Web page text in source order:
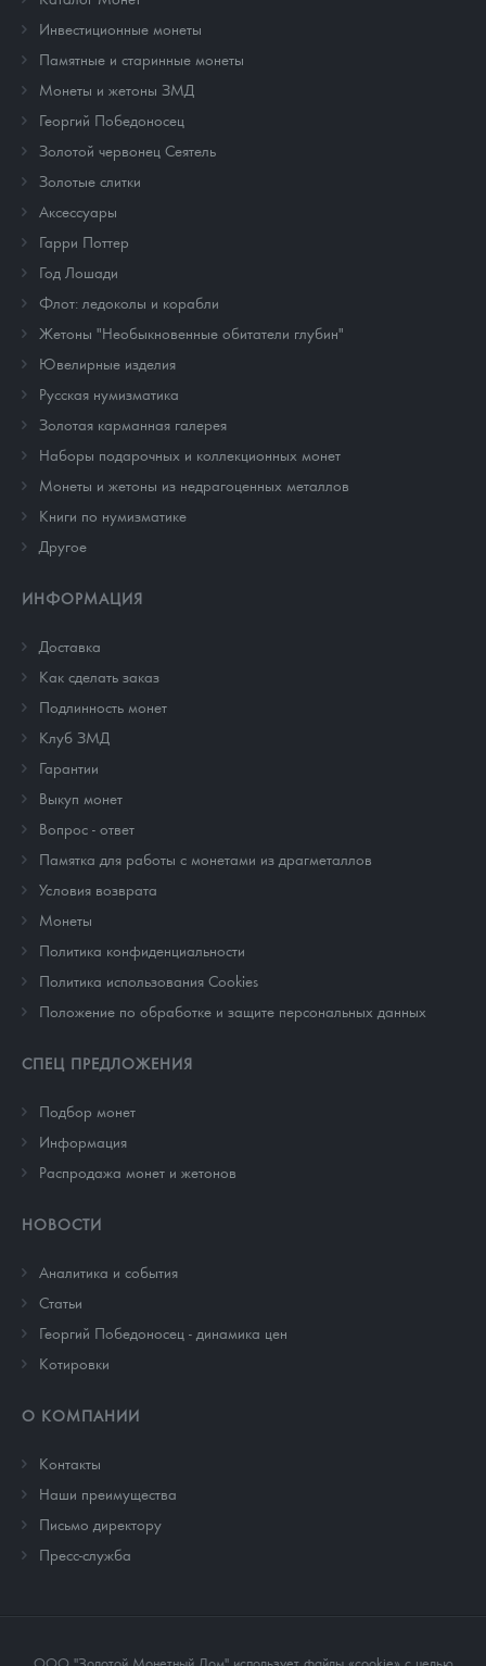
Инвестиционные монеты
Памятные и старинные монеты
Монеты и жетоны ЗМД
Георгий Победоносец
Золотой червонец Сеятель
Золотые слитки
Аксессуары
Гарри Поттер
Год Лошади
Флот: ледоколы и корабли
Жетоны "Необыкновенные обитатели глубин"
Ювелирные изделия
Русская нумизматика
Золотая карманная галерея
Наборы подарочных и коллекционных монет
Монеты и жетоны из недрагоценных металлов
Книги по нумизматике
Другое
ИНФОРМАЦИЯ
Доставка
Как сделать заказ
Подлинность монет
Клуб ЗМД
Гарантии
Выкуп монет
Вопрос - ответ
Памятка для работы с монетами из драгметаллов
Условия возврата
Монеты
Политика конфиденциальности
Политика использования Cookies
Положение по обработке и защите персональных данных
СПЕЦ ПРЕДЛОЖЕНИЯ
Подбор монет
Информация
Распродажа монет и жетонов
НОВОСТИ
Аналитика и события
Cтатьи
Георгий Победоносец - динамика цен
Котировки
О КОМПАНИИ
Контакты
Наши преимущества
Письмо директору
Пресс-служба